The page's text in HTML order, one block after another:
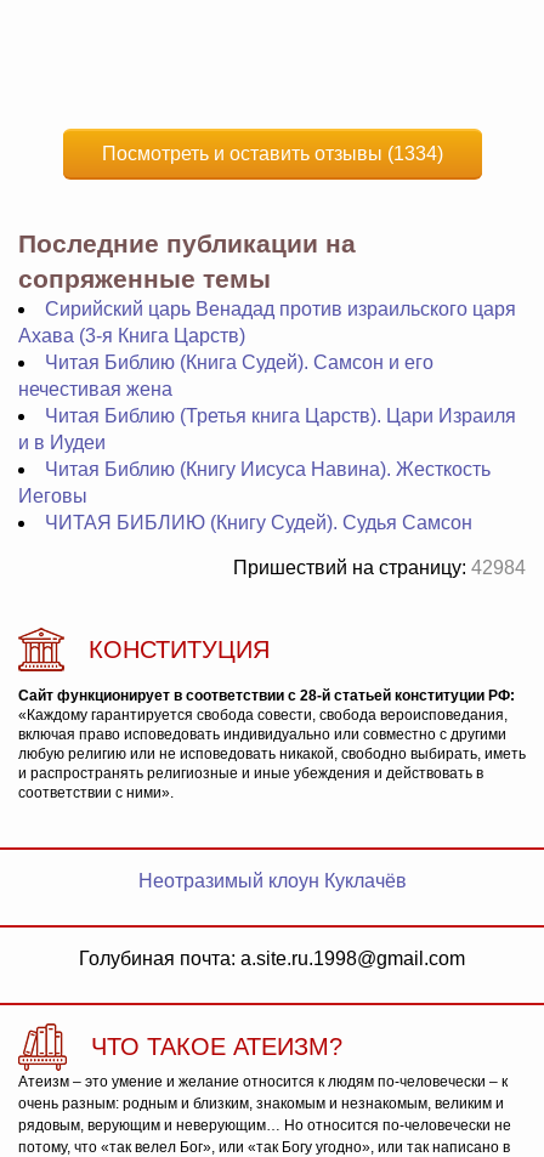
Посмотреть и оставить отзывы (1334)
Последние публикации на
сопряженные темы
Сирийский царь Венадад против израильского царя
Ахава (3-я Книга Царств)
Читая Библию (Книга Судей). Самсон и его
нечестивая жена
Читая Библию (Третья книга Царств). Цари Израиля
и в Иудеи
Читая Библию (Книгу Иисуса Навина). Жесткость
Иеговы
ЧИТАЯ БИБЛИЮ (Книгу Судей). Судья Самсон
Пришествий на страницу: 42984
КОНСТИТУЦИЯ
Сайт функционирует в соответствии с 28-й статьей конституции РФ:
«Каждому гарантируется свобода совести, свобода вероисповедания,
включая право исповедовать индивидуально или совместно с другими
любую религию или не исповедовать никакой, свободно выбирать, иметь
и распространять религиозные и иные убеждения и действовать в
соответствии с ними».
Неотразимый клоун Куклачёв
Голубиная почта: a.site.ru.1998@gmail.com
ЧТО ТАКОЕ АТЕИЗМ?
Атеизм – это умение и желание относится к людям по-человечески – к
очень разным: родным и близким, знакомым и незнакомым, великим и
рядовым, верующим и неверующим… Но относится по-человечески не
потому, что «так велел Бог», или «так Богу угодно», или так написано в